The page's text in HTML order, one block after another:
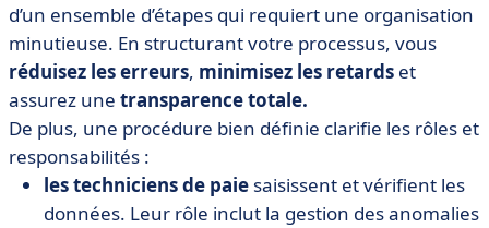
d’un ensemble d’étapes qui requiert une organisation
minutieuse. En structurant votre processus, vous
réduisez les erreurs, minimisez les retards et
assurez une transparence totale.
De plus, une procédure bien définie clarifie les rôles et
responsabilités :
les techniciens de paie saisissent et vérifient les
données. Leur rôle inclut la gestion des anomalies